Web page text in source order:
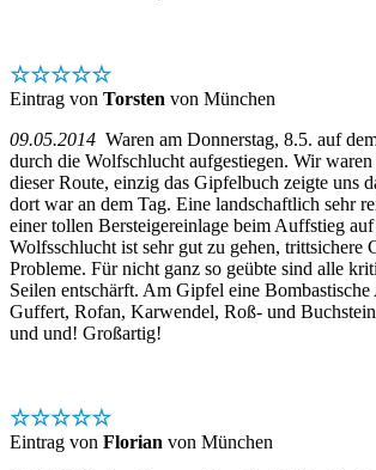
☆☆☆☆☆
Eintrag von Torsten von München
09.05.2014 Waren am Donnerstag, 8.5. auf
durch die Wolfschlucht aufgestiegen. Wir
dieser Route, einzig das Gipfelbuch zeigte uns
dort war an dem Tag. Eine landschaftlich sehr
einer tollen Bersteigereinlage beim Auffstieg
Wolfsschlucht ist sehr gut zu gehen, trittsichere
Probleme. Für nicht ganz so geübte sind alle
Seilen entschärft. Am Gipfel eine Bombastische
Guffert, Rofan, Karwendel, Roß- und
und und! Großartig!
☆☆☆☆☆
Eintrag von Florian von München